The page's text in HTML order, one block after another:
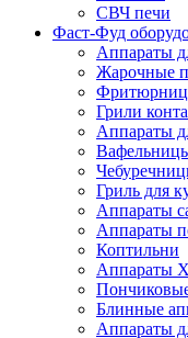
СВЧ печи
Фаст-Фуд
Аппараты
Жарочные
Грили
Аппараты
Гриль для
Аппараты
Аппараты
Коптильни
Аппараты
Блинные
Аппараты